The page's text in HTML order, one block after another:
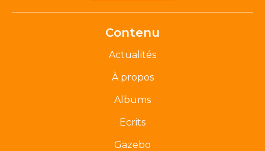
Contenu
Actualités
À propos
Albums
Ecrits
Gazebo